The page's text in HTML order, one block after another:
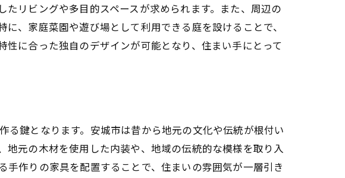
リビングや多目的スペースが求められます。また、周辺の
、家庭菜園や遊び場として利用できる庭を設けることで、
に合った独自のデザインが可能となり、住まい手にとって
鍵となります。安城市は昔から地元の文化や伝統が根付い
元の木材を使用した内装や、地域の伝統的な模様を取り入
作りの家具を配置することで、住まいの雰囲気が一層引き